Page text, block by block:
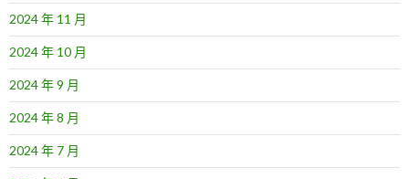
2024 年 11 月
2024 年 10 月
2024 年 9 月
2024 年 8 月
2024 年 7 月